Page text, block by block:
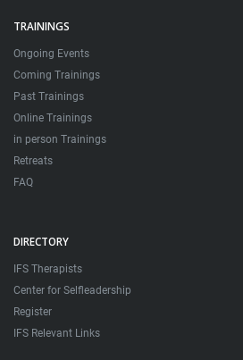
TRAININGS
Ongoing Events
Coming Trainings
Past Trainings
Online Trainings
in person Trainings
Retreats
FAQ
DIRECTORY
IFS Therapists
Center for Selfleadership
Register
IFS Relevant Links